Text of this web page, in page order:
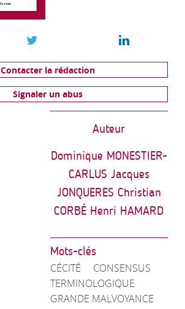
Contacter la rédaction
Signaler un abus
Auteur
Dominique MONESTIER-
CARLUS Jacques
JONQUERES Christian
CORBÉ Henri HAMARD
Mots-clés
CÉCITÉ
CONSENSUS
TERMINOLOGIQUE
GRANDE MALVOYANCE